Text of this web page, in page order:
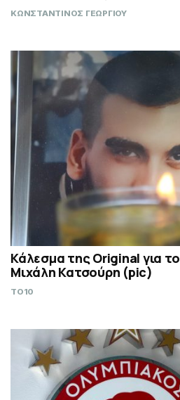
ΚΩΝΣΤΑΝΤΙΝΟΣ ΓΕΩΡΓΙΟΥ
Κάλεσμα της Original για
Μιχάλη Κατσούρη (pic)
TO10